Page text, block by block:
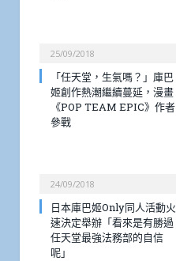
25/09/2018
「任天堂，生氣嗎？」庫巴
姬創作熱潮繼續蔓延，漫畫
《POP TEAM EPIC》作者
參戰
24/09/2018
日本庫巴姬Only同人活動火
速決定舉辦「看來是有勝過
任天堂最強法務部的自信
呢」